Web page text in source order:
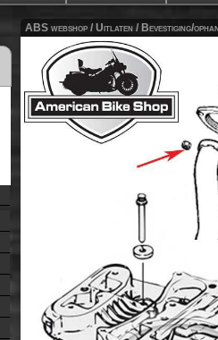
ABS webshop / Uitlaten / Bevestiging/